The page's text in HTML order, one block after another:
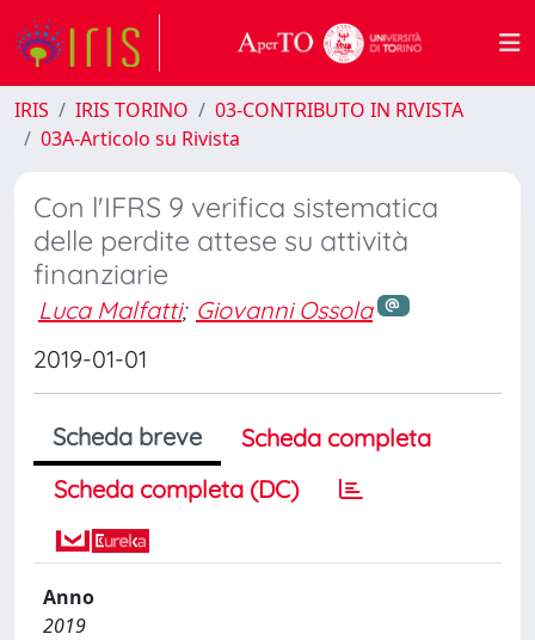
IRIS IRIS TORINO
03-CONTRIBUTO IN RIVISTA
03A-Articolo su Rivista
Con l'IFRS 9 verifica sistematica
delle perdite attese su attività
finanziarie
Luca Malfatti; Giovanni Ossola
2019-01-01
Scheda breve
Scheda completa
Scheda completa (DC)
Anno
2019